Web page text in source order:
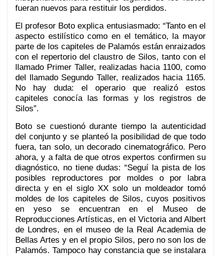
fueran nuevos para restituir los perdidos.
El profesor Boto explica entusiasmado: “Tanto en el
aspecto estilístico como en el temático, la mayor
parte de los capiteles de Palamós están enraizados
con el repertorio del claustro de Silos, tanto con el
llamado Primer Taller, realizadas hacia 1100, como
del llamado Segundo Taller, realizados hacia 1165.
No hay duda: el operario que realizó estos
capiteles conocía las formas y los registros de
Silos”.
Boto se cuestionó durante tiempo la autenticidad
del conjunto y se planteó la posibilidad de que todo
fuera, tan solo, un decorado cinematográfico. Pero
ahora, y a falta de que otros expertos confirmen su
diagnóstico, no tiene dudas: “Seguí la pista de los
posibles reproductores por moldes o por labra
directa y en el siglo XX solo un moldeador tomó
moldes de los capiteles de Silos, cuyos positivos
en yeso se encuentran en el Museo de
Reproducciones Artísticas, en el Victoria and Albert
de Londres, en el museo de la Real Academia de
Bellas Artes y en el propio Silos, pero no son los de
Palamós. Tampoco hay constancia que se instalara